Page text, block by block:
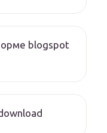
blogspot